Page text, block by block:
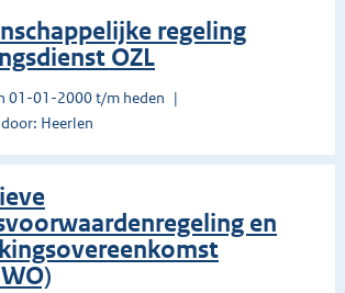
regeling
OZL
01-01-2000 t/m heden
Heerlen
en